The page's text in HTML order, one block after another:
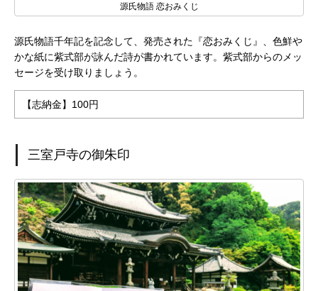
源氏物語 恋おみくじ
源氏物語千年記を記念して、発売された『恋おみくじ』、色鮮や
かな紙に紫式部が詠んだ詩が書かれています。紫式部からのメッ
セージを受け取りましょう。
【志納金】100円
三室戸寺の御朱印